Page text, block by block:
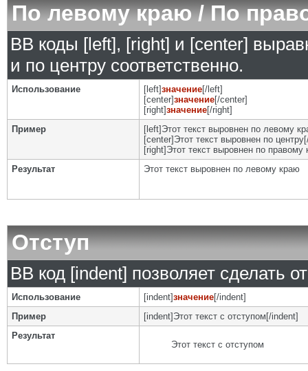
По левому краю / По
BB коды [left], [right] и [center]
и по центру соответственно.
Использование [left]значение[/left]
[center]значение[/center]
[right]значение[/right]
Пример
[left]Этот текст выровнен по левому
[center]Этот текст выровнен по
[right]Этот текст выровнен по правому
Результат
Этот текст выровнен по левому краю
Отступ
BB код [indent] позволяет сделать
Использование [indent]значение[/indent]
Пример
[indent]Этот текст с отступом[/indent]
Результат
Этот текст с отступом